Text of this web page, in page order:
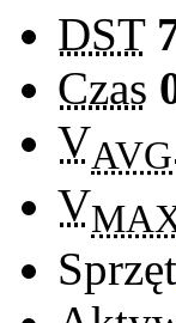
DST
Czas
VAVG
V
Sprzęt